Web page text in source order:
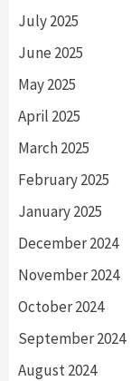
July 2025
June 2025
May 2025
April 2025
March 2025
February 2025
January 2025
December 2024
November 2024
October 2024
September 2024
August 2024